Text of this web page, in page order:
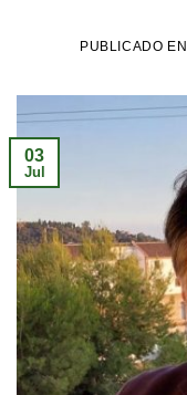
PUBLICADO EN
03
Jul